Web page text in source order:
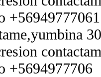
+5694977706